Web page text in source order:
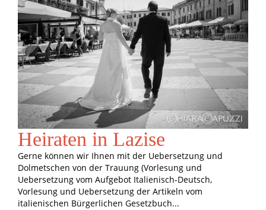
Heiraten in Lazise
Gerne können wir Ihnen mit der Uebersetzung und
Dolmetschen von der Trauung (Vorlesung und
Uebersetzung vom Aufgebot Italienisch-Deutsch,
Vorlesung und Uebersetzung der Artikeln vom
italienischen Bürgerlichen Gesetzbuch...